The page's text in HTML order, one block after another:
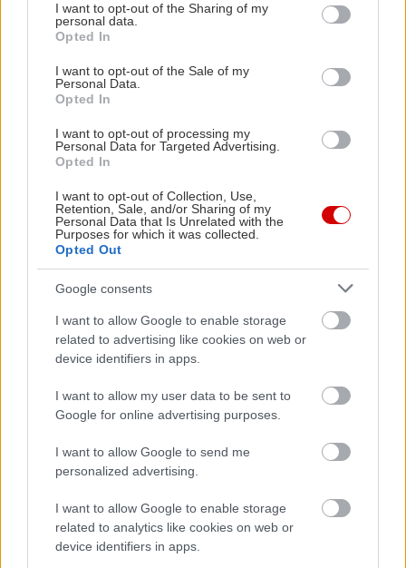
not limited to your visit or usage behaviour. You may click to
grant or deny consent to Google and its third-party tags to
use your data for below specified purposes in below Google
consent section.
I want to opt-out of the Sharing of my
personal data.
Opted In
I want to opt-out of the Sale of my
Personal Data.
Opted In
I want to opt-out of processing my
Personal Data for Targeted Advertising.
Opted In
I want to opt-out of Collection, Use,
Retention, Sale, and/or Sharing of my
Personal Data that Is Unrelated with the
Purposes for which it was collected.
Opted Out
Google consents
I want to allow Google to enable storage
related to advertising like cookies on web or
device identifiers in apps.
I want to allow my user data to be sent to
Google for online advertising purposes.
I want to allow Google to send me
personalized advertising.
I want to allow Google to enable storage
related to analytics like cookies on web or
device identifiers in apps.
Όμορφα, φωτεινά δωμάτια με μπαλκονάκι και
παροχές που περιλαμβάνουν κοινόχρηστη
κουζίνα –για έξτρα οικονομία στα γεύματά σας–
συμπαθέστατος ξενώνας στο παραδοσιακό χωριό
της Δάφνης. Ο πραγματικός άσσος στο μανίκι του,
όμως, είναι η στρατηγική του θέση για εκδρομές
στις όχθες τουΛάδωνα, στο πανέμορφο αυτή την
εποχή δάσος τηςΦολόης, σταΚαλάβρυτα
Ολυμπία.
Μορφή
Κερκίνη
Τιμή: 40€ το δίκλινο με τζάκι (συν 5€ προαιρετικά
για το πρωινό)
Κρατήσεις και μέσω του Booking, από εδώ